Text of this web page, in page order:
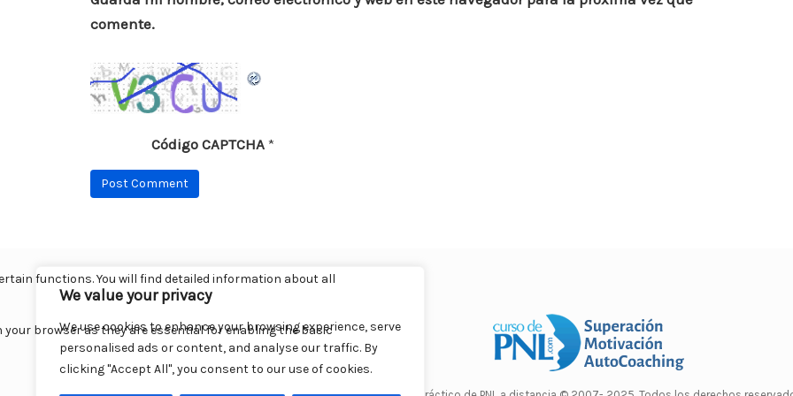
We value your privacy
We use cookies to enhance your browsing experience, serve
personalised ads or content, and analyse our traffic. By
clicking "Accept All", you consent to our use of cookies.
comente.
Código CAPTCHA *